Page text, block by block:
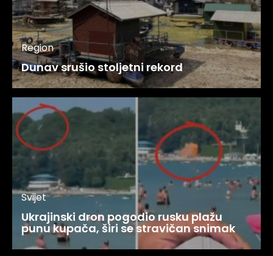
Region
Dunav srušio stoljetni rekord
Svijet
Ukrajinski dron pogodio rusku plažu
punu kupača, širi se stravičan snimak